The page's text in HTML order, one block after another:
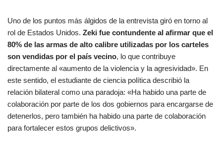
Uno de los puntos más álgidos de la entrevista giró en torno al
rol de Estados Unidos. Zeki fue contundente al afirmar que el
80% de las armas de alto calibre utilizadas por los carteles
son vendidas por el país vecino, lo que contribuye
directamente al «aumento de la violencia y la agresividad». En
este sentido, el estudiante de ciencia política describió la
relación bilateral como una paradoja: «Ha habido una parte de
colaboración por parte de los dos gobiernos para encargarse de
detenerlos, pero también ha habido una parte de colaboración
para fortalecer estos grupos delictivos».